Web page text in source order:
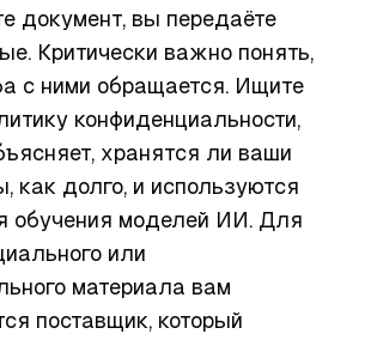
документ, вы передаёте
Критически важно понять,
с ними обращается. Ищите
конфиденциальности,
хранятся ли ваши
как долго, и используются
обучения моделей ИИ. Для
или
материала вам
поставщик, который